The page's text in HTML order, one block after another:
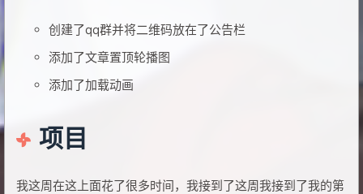
创建了qq群并将二维码放在了公告栏
添加了文章置顶轮播图
添加了加载动画
项目
我这周在这上面花了很多时间，我接到了这周我接到了我的第